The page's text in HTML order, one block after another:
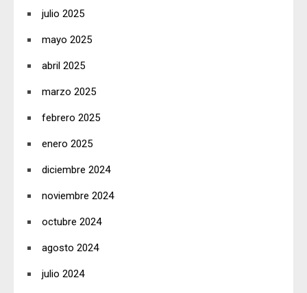
julio 2025
mayo 2025
abril 2025
marzo 2025
febrero 2025
enero 2025
diciembre 2024
noviembre 2024
octubre 2024
agosto 2024
julio 2024